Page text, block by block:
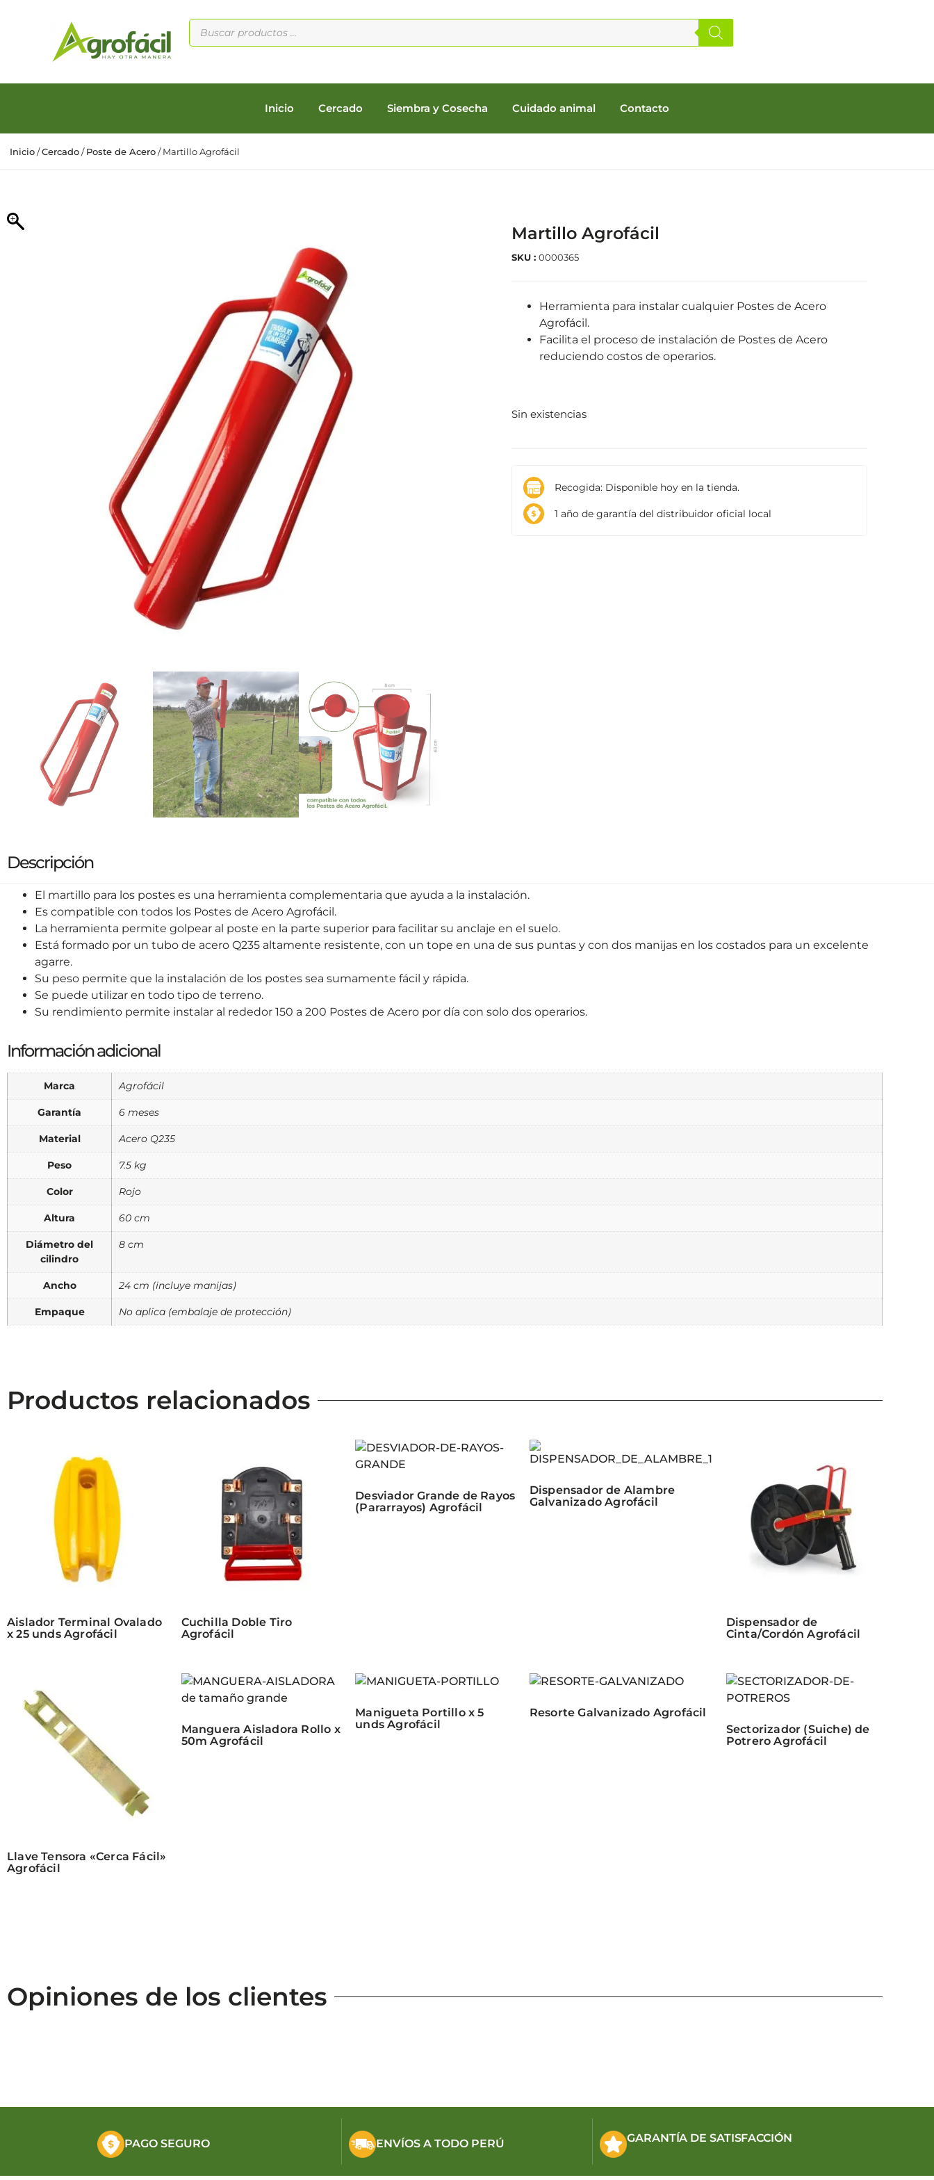
Inicio Cercado Siembra y Cosecha Cuidado animal Contacto
Inicio/Cercado/Poste de Acero/ Martillo Agrofácil
Martillo Agrofácil
SKU : 0000365
Herramienta para instalar cualquier Postes de Acero
Agrofácil.
Facilita el proceso de instalación de Postes de Acero
reduciendo costos de operarios.
Sin existencias
Recogida: Disponible hoy en la tienda.
1 año de garantía del distribuidor oficial local
Descripción
El martillo para los postes es una herramienta complementaria que ayuda a la instalación.
Es compatible con todos los Postes de Acero Agrofácil.
La herramienta permite golpear al poste en la parte superior para facilitar su anclaje en el suelo.
Está formado por un tubo de acero Q235 altamente resistente, con un tope en una de sus puntas y con dos manijas en los costados para un excelente
agarre.
Su peso permite que la instalación de los postes sea sumamente fácil y rápida.
Se puede utilizar en todo tipo de terreno.
Su rendimiento permite instalar al rededor 150 a 200 Postes de Acero por día con solo dos operarios.
Información adicional
Marca Agrofácil
Garantía 6 meses
Material Acero Q235
Peso 7.5 kg
Color Rojo
Altura 60 cm
Diámetro del
cilindro
8 cm
Ancho 24 cm (incluye manijas)
Empaque No aplica (embalaje de protección)
Productos relacionados
Aislador Terminal Ovalado
x 25 unds Agrofácil
Cuchilla Doble Tiro
Agrofácil
Desviador Grande de Rayos
(Pararrayos) Agrofácil
Dispensador de Alambre
Galvanizado Agrofácil
Dispensador de
Cinta/Cordón Agrofácil
Llave Tensora «Cerca Fácil»
Agrofácil
Manguera Aisladora Rollo x
50m Agrofácil
Manigueta Portillo x 5
unds Agrofácil
Resorte Galvanizado Agrofácil
Sectorizador (Suiche) de
Potrero Agrofácil
Opiniones de los clientes
PAGO SEGURO ENVÍOS A TODO PERÚ GARANTÍA DE SATISFACCIÓN